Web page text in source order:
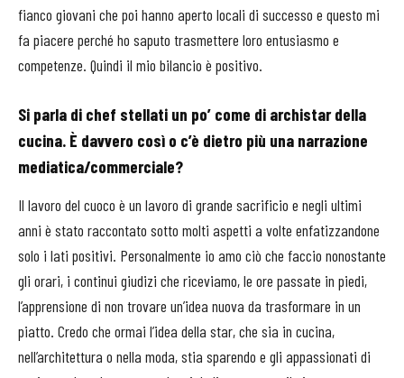
fianco giovani che poi hanno aperto locali di successo e questo mi
fa piacere perché ho saputo trasmettere loro entusiasmo e
competenze. Quindi il mio bilancio è positivo.
Si parla di chef stellati un po’ come di archistar della
cucina. È davvero così o c’è dietro più una narrazione
mediatica/commerciale?
Il lavoro del cuoco è un lavoro di grande sacrificio e negli ultimi
anni è stato raccontato sotto molti aspetti a volte enfatizzandone
solo i lati positivi. Personalmente io amo ciò che faccio nonostante
gli orari, i continui giudizi che riceviamo, le ore passate in piedi,
l’apprensione di non trovare un’idea nuova da trasformare in un
piatto. Credo che ormai l’idea della star, che sia in cucina,
nell’architettura o nella moda, stia sparendo e gli appassionati di